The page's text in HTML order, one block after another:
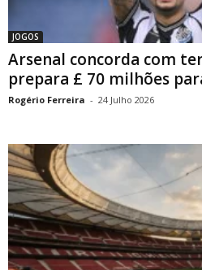
JOGOS
Arsenal concorda com
prepara £ 70 milhões
Rogério Ferreira - 24 Julho 2026